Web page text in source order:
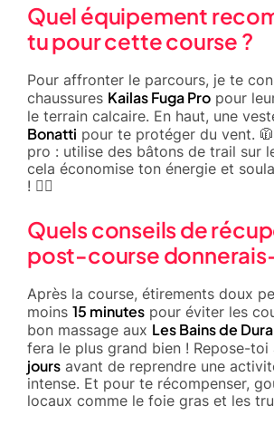
Quel équipement
tu pour cette course ?
Pour affronter le parcours, je te
chaussures Kailas Fuga Pro pour
le terrain calcaire. En haut, une
Bonatti pour te protéger du vent.
pro : utilise des bâtons de trail sur
cela économise ton énergie et
! 🏃‍♂️
Quels conseils de
post-course
Après la course, étirements doux
moins 15 minutes pour éviter les
bon massage aux Les Bains de
fera le plus grand bien ! Repose-toi
jours avant de reprendre une
intense. Et pour te récompenser,
locaux comme le foie gras et les